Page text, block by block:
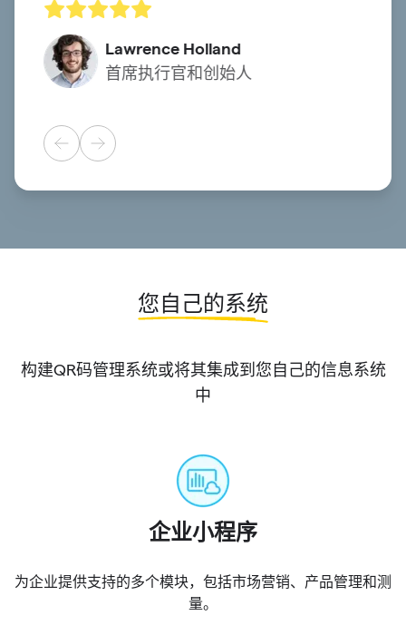
Lawrence Holland
首席执行官和创始人
您自己的系统
构建QR码管理系统或将其集成到您自己的信息系统
中
企业小程序
为企业提供支持的多个模块，包括市场营销、产品管理和测
量。